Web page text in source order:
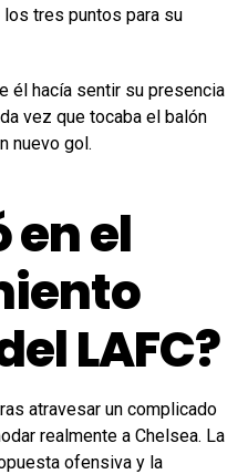
tres puntos para su
él hacía sentir su presencia
vez que tocaba el balón
nuevo gol.
en el
LAFC?
atravesar un complicado
realmente a Chelsea. La
ofensiva y la